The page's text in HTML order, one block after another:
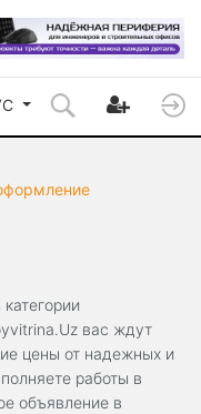
вас ждут
цены от надежных и
работы в
объявление в